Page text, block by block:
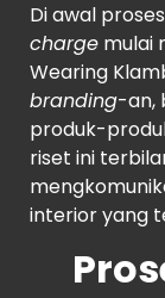
Di awal
charge mulai
Wearing
branding-an,
produk-
riset ini
interior yang